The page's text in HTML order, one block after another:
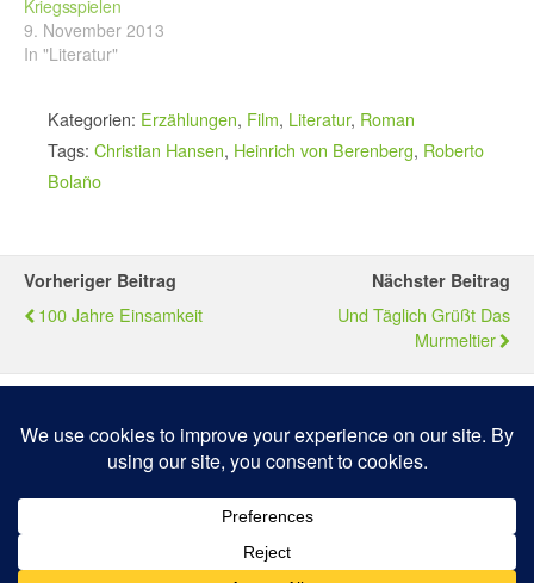
Kriegsspielen
9. November 2013
In "Literatur"
Kategorien: Erzählungen, Film, Literatur, Roman
Tags: Christian Hansen, Heinrich von Berenberg, Roberto
Bolaño
Vorheriger Beitrag
100 Jahre Einsamkeit
Nächster Beitrag
Und Täglich Grüßt Das
Murmeltier
Zum Seitenanfang
Mobil Desktop